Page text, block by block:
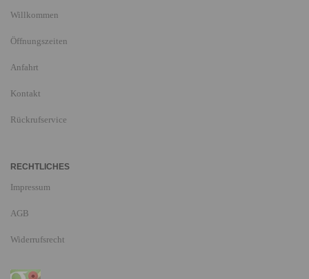
Willkommen
Öffnungszeiten
Anfahrt
Kontakt
Rückrufservice
RECHTLICHES
Impressum
AGB
Widerrufsrecht